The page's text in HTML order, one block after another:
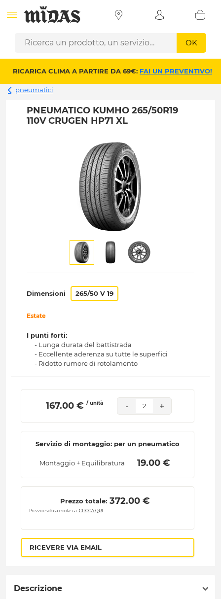
OK
RICARICA CLIMA A PARTIRE DA 69€: FAI UN PREVENTIVO!
pneumatici
PNEUMATICO KUMHO 265/50R19
110V CRUGEN HP71 XL
Dimensioni 265/50 V 19
Estate
I punti forti:
- Lunga durata del battistrada
- Eccellente aderenza su tutte le superfici
- Ridotto rumore di rotolamento
167.00 € / unità - 2 +
Servizio di montaggio: per un pneumatico
Montaggio + Equilibratura 19.00 €
Prezzo totale: 372.00 €
Prezzo esclusa ecotassa. CLICCA QUI
RICEVERE VIA EMAIL
Descrizione